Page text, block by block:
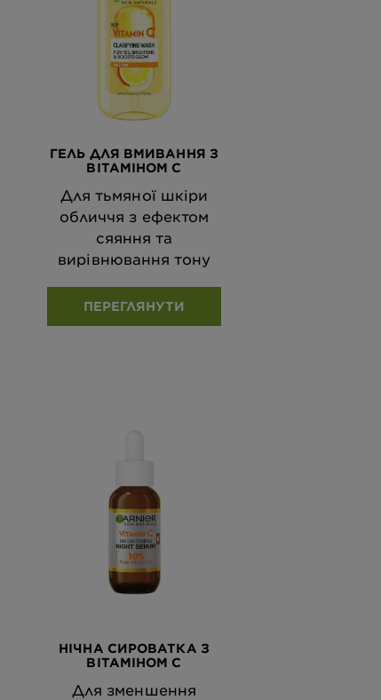
ГЕЛЬ ДЛЯ ВМИВАННЯ З
ВІТАМІНОМ С
Для тьмяної шкіри
обличчя з ефектом
сяяння та
вирівнювання тону
ПЕРЕГЛЯНУТИ
НІЧНА СИРОВАТКА З
ВІТАМІНОМ С
Для зменшення